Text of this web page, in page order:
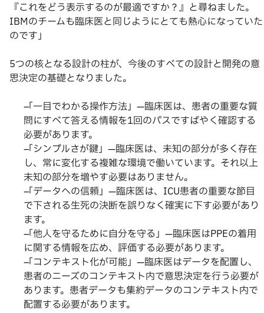
『これをどう表示するのが最適ですか？』と尋ねました。
IBMのチームも臨床医と同じようにとても熱心になっていた
のです」
5つの核となる設計の柱が、今後のすべての設計と開発の意
思決定の基礎となりました。
「一目でわかる操作方法」—臨床医は、患者の重要な質
問にすべて答える情報を1回のパスですばやく確認する
必要があります。
「シンプルさが鍵」—臨床医は、未知の部分が多く存在
し、常に変化する複雑な環境で働いています。それ以上
未知の部分を増やす必要はありません。
「データへの信頼」—臨床医は、ICU患者の重要な節目
で下される生死の決断を誤りなく確実に下す必要があり
ます。
「他人を守るために自分を守る」—臨床医はPPEの着用
に関する情報を広め、評価する必要があります。
「コンテキスト化が可能」—臨床医はデータを配置し、
患者のニーズのコンテキスト内で意思決定を行う必要が
あります。患者データも集約データのコンテキスト内で
配置する必要があります。